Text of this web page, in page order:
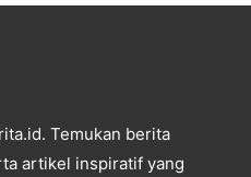
Temukan berita
artikel inspiratif yang